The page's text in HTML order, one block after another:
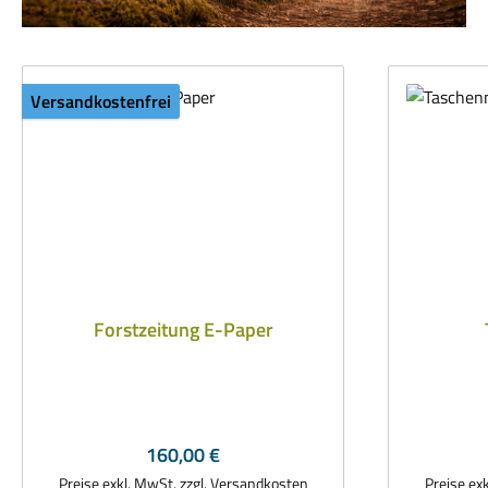
Versandkostenfrei
Forstzeitung E-Paper
Regulärer Preis:
160,00 €
Preise exkl. MwSt. zzgl. Versandkosten Preise